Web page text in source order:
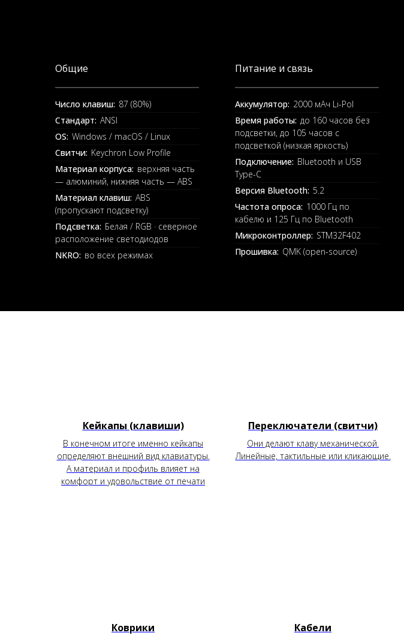
Общие
Число клавиш: 87 (80%)
Стандарт: ANSI
OS: Windows / macOS / Linux
Свитчи: Keychron Low Profile
Материал корпуса: верхняя часть
— алюминий, нижняя часть — ABS
Материал клавиш: ABS
(пропускают подсветку)
Подсветка: Белая / RGB · северное
расположение светодиодов
NKRO: во всех режимах
Питание и связь
Аккумулятор: 2000 мАч Li-Pol
Время работы: до 160 часов без
подсветки, до 105 часов с
подсветкой (низкая яркость)
Подключение: Bluetooth и USB
Type-C
Версия Bluetooth: 5.2
Частота опроса: 1000 Гц по
кабелю и 125 Гц по Bluetooth
Микроконтроллер: STM32F402
Прошивка: QMK (open-source)
Кейкапы (клавиши)
В конечном итоге именно кейкапы
определяют внешний вид клавиатуры.
А материал и профиль влияет на
комфорт и удовольствие от печати
Переключатели (свитчи)
Они делают клаву механической.
Линейные, тактильные или кликающие.
Коврики Кабели